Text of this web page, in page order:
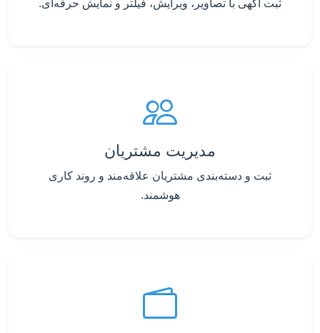
ثبت آگهی با تصاویر، ویرایش، فیلتر و نمایش حرفه‌ای.
مدیریت مشتریان
ثبت و دسته‌بندی مشتریان علاقه‌مند و روند کاری
هوشمند.